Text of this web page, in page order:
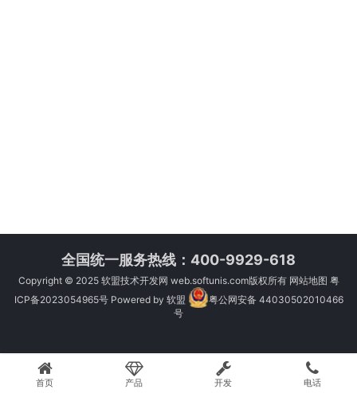
全国统一服务热线：400-9929-618
Copyright © 2025 软盟技术开发网 web.softunis.com版权所有 网站地图 粤
ICP备2023054965号Powered by 软盟
粤公网安备 44030502010466
号
首页 产品 开发 电话